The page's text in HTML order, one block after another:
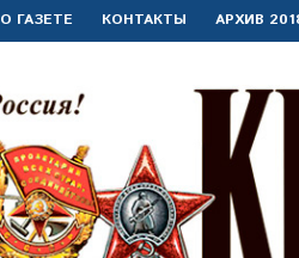
О ГАЗЕТЕ КОНТАКТЫ АРХИВ